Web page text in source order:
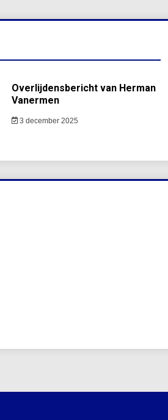
Overlijdensbericht van Herman
Vanermen
3 december 2025